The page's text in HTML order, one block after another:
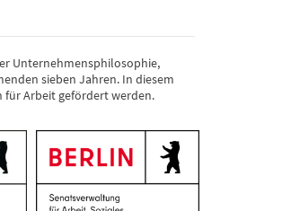
Unternehmensphilosophie,
sieben Jahren. In diesem
für Arbeit gefördert werden.